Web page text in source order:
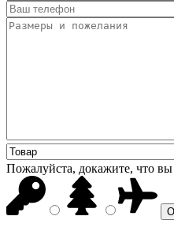
Пожалуйста, докажите, что